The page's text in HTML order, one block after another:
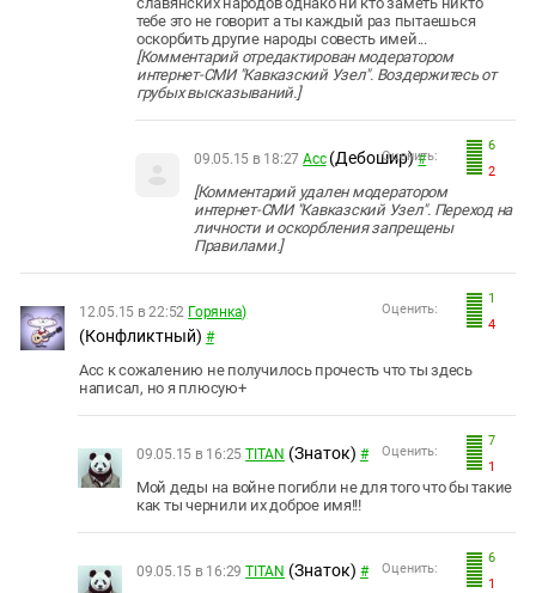
тебе это не говорит а ты каждый раз пытаешься
оскорбить другие народы совесть имей...
[Комментарий отредактирован модератором
интернет-СМИ "Кавказский Узел". Воздержитесь от
грубых высказываний.]
6
2
Оценить:
09.05.15 в 18:27 Асс (Дебошир) #
[Комментарий удален модератором
интернет-СМИ "Кавказский Узел". Переход на
личности и оскорбления запрещены
Правилами.]
1
4
Оценить:
12.05.15 в 22:52 Горянка)
(Конфликтный) #
Асс к сожалению не получилось прочесть что ты здесь
написал, но я плюсую+
7
1
Оценить:
09.05.15 в 16:25 TITAN (Знаток) #
Мой деды на войне погибли не для того что бы такие
как ты чернили их доброе имя!!!
6
1
Оценить:
09.05.15 в 16:29 TITAN (Знаток) #